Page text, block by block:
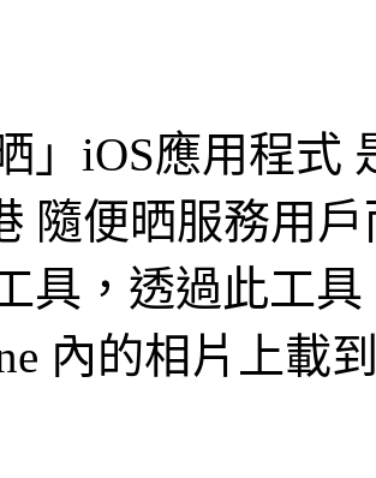
」iOS應用程式
隨便晒服務用
具，透過此工
內的相片上載